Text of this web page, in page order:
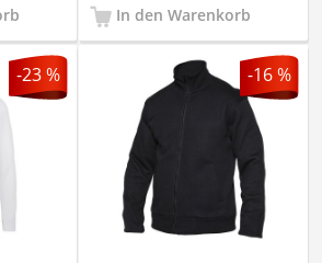
In den Warenkorb
-23 % -16 %